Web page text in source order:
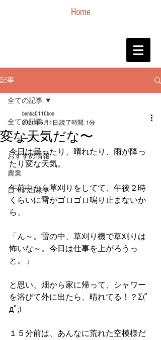
Home
記事
全ての記事
ニュース
おすすめ情報
農業
日々の出来事
全ての記事
変な天気だな〜
bonba0110bon
2021年5月1日 読了時間: 1分
今日は曇ったり、晴れたり、雨が降っ
たり変な天気。
午前中から草刈りをしてて、午後２時
くらいに雷がゴロゴロ鳴り止まないか
ら、
「ん～。雷の中、草刈り機で草刈りは
怖いな～。今日は仕事を上がろうっ
と。」
と思い、畑から家に帰って、シャワー
を浴びて外に出たら、晴れてる！？Σ(ﾟ
дﾟ;)
１５分前は、あんなに荒れた空模様だ